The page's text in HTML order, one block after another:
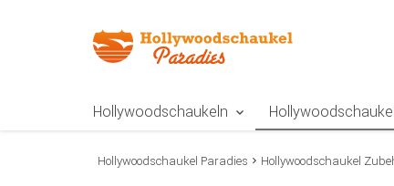
Hollywoodschaukeln
Hollywoodschaukel Paradies Hollywoodschaukel